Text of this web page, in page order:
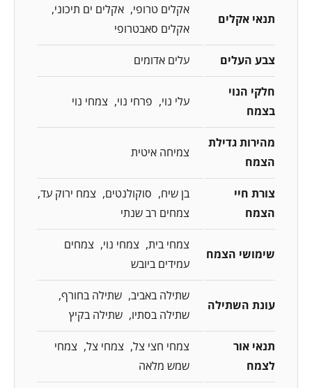
תנאי אקלים
אקלים טרופי
אקלים ים תיכוני
אקלים סאבטרופי
צבע העלים עלים אדומים
חלקי הנוי
בצמח
עלי נוי פרחי נוי צמחי נוי
מהירות גדילת
הצמח
צמיחה איטית
צורת חיי
הצמח
בן שיח סוקולנטים
צמח ירוק עד
צמחים רב שנתי
שימושי הצמח
צמחי בית צמחי נוי
צמחים
עמידים ביובש
עונת השתילה
שתילה באביב שתילה בחורף
שתילה בסתיו
שתילה בקיץ
תנאי אור
לצמח
צמחי חצי צל צמחי צל
צמחי
שמש מלאה